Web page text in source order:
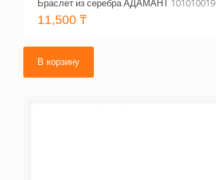
Браслет из серебра АДАМАНТ 101010019
11,500 ₸
В корзину